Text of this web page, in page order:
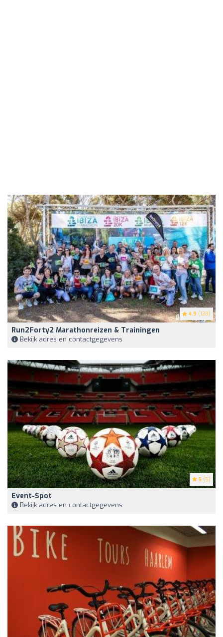
4.9 (128)
Run2Forty2 Marathonreizen & Trainingen
Bekijk adres en contactgegevens
5 (5)
Event-Spot
Bekijk adres en contactgegevens